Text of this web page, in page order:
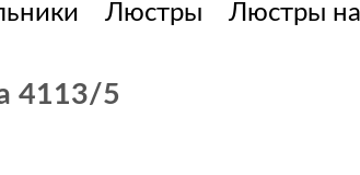
Люстры Люстры
4113/5